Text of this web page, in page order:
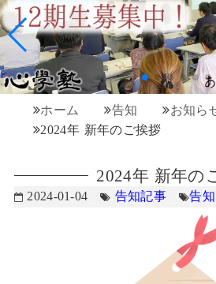
ホーム 告知
お知ら
2024年 新年のご挨拶
2024年 新年の
2024-01-04 告知記事 告知